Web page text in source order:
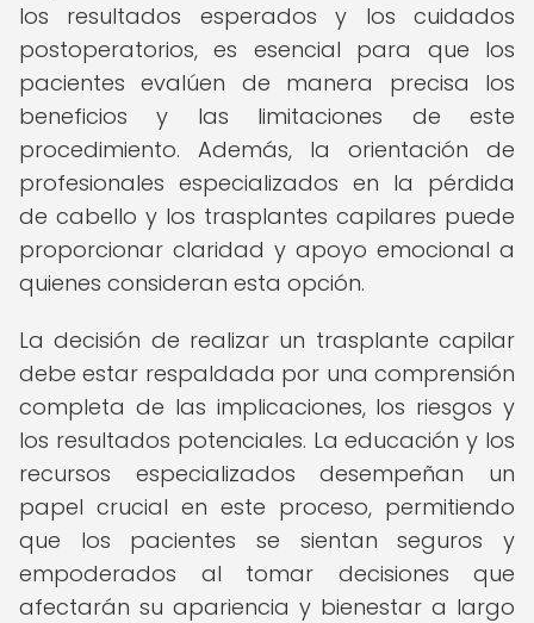
los resultados esperados y los cuidados
postoperatorios, es esencial para que los
pacientes evalúen de manera precisa los
beneficios y las limitaciones de este
procedimiento. Además, la orientación de
profesionales especializados en la pérdida
de cabello y los trasplantes capilares puede
proporcionar claridad y apoyo emocional a
quienes consideran esta opción.
La decisión de realizar un trasplante capilar
debe estar respaldada por una comprensión
completa de las implicaciones, los riesgos y
los resultados potenciales. La educación y los
recursos especializados desempeñan un
papel crucial en este proceso, permitiendo
que los pacientes se sientan seguros y
empoderados al tomar decisiones que
afectarán su apariencia y bienestar a largo